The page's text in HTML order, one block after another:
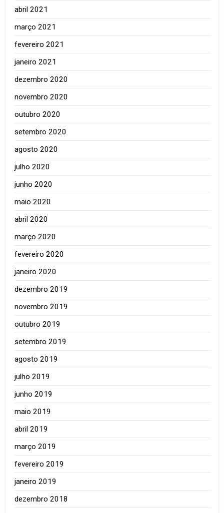
abril 2021
março 2021
fevereiro 2021
janeiro 2021
dezembro 2020
novembro 2020
outubro 2020
setembro 2020
agosto 2020
julho 2020
junho 2020
maio 2020
abril 2020
março 2020
fevereiro 2020
janeiro 2020
dezembro 2019
novembro 2019
outubro 2019
setembro 2019
agosto 2019
julho 2019
junho 2019
maio 2019
abril 2019
março 2019
fevereiro 2019
janeiro 2019
dezembro 2018